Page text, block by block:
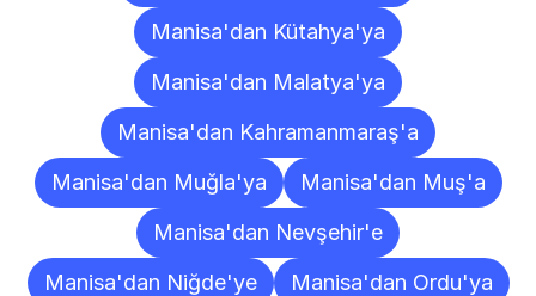
Manisa'dan Kütahya'ya
Manisa'dan Malatya'ya
Manisa'dan Kahramanmaraş'a
Manisa'dan Muğla'ya
Manisa'dan Muş'a
Manisa'dan Nevşehir'e
Manisa'dan Niğde'ye
Manisa'dan Ordu'ya